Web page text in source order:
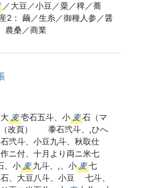
／大豆／小豆／粟／稗／蕎
2： 繭／生糸／御種人参／醤
農桑／商業
麦 壱石五斗、小 麦 石（マ
頁） 黍石弐斗、,ひへ
石弐斗、小豆九斗、秋取仕
ニ付、十月より両ニ米七
、小麦 九斗、,、小 麦 七
、大豆八斗、小豆 七斗、